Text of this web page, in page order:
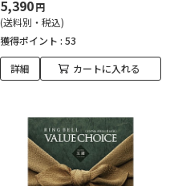
5,390円
(送料別・税込)
獲得ポイント : 53
詳細 カートに入れる